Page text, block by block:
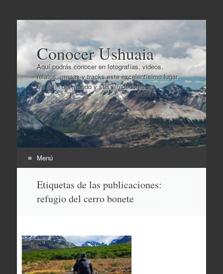
Conocer Ushuaia
Aquí podrás conocer en fotografías, videos,
relatos, mapas y tracks este excelentísimo lugar
en el fin del mundo y sus alrededores..
Menú
contenido
Etiquetas de las publicaciones:
refugio del cerro bonete